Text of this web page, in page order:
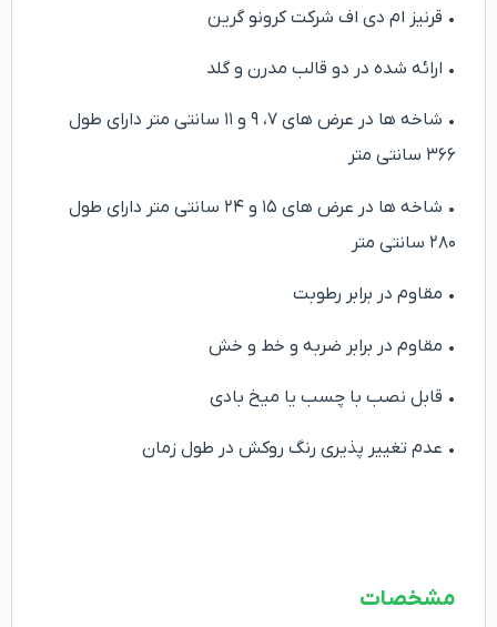
• قرنیز ام دی اف شرکت کرونو گرین
• ارائه شده در دو قالب مدرن و گلد
• شاخه ها در عرض های ۷، ۹ و ۱۱ سانتی متر دارای طول
۳۶۶ سانتی متر
• شاخه ها در عرض های ۱۵ و ۲۴ سانتی متر دارای طول
۲۸۰ سانتی متر
• مقاوم در برابر رطوبت
• مقاوم در برابر ضربه و خط و خش
• قابل نصب با چسب یا میخ بادی
• عدم تغییر پذیری رنگ روکش در طول زمان
مشخصات